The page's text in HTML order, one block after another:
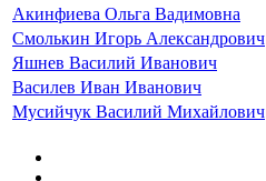
Акинфиева Ольга Вадимовна
Смолькин Игорь Александрович
Яшнев Василий Иванович
Василев Иван Иванович
Мусийчук Василий Михайлович